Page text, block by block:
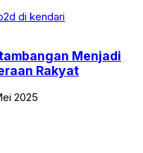
Menjadi
Rakyat
2025